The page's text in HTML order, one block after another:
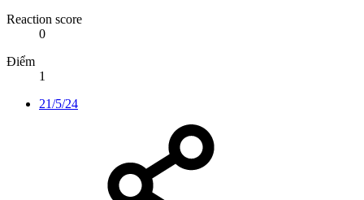
Reaction score
0
Điểm
1
21/5/24